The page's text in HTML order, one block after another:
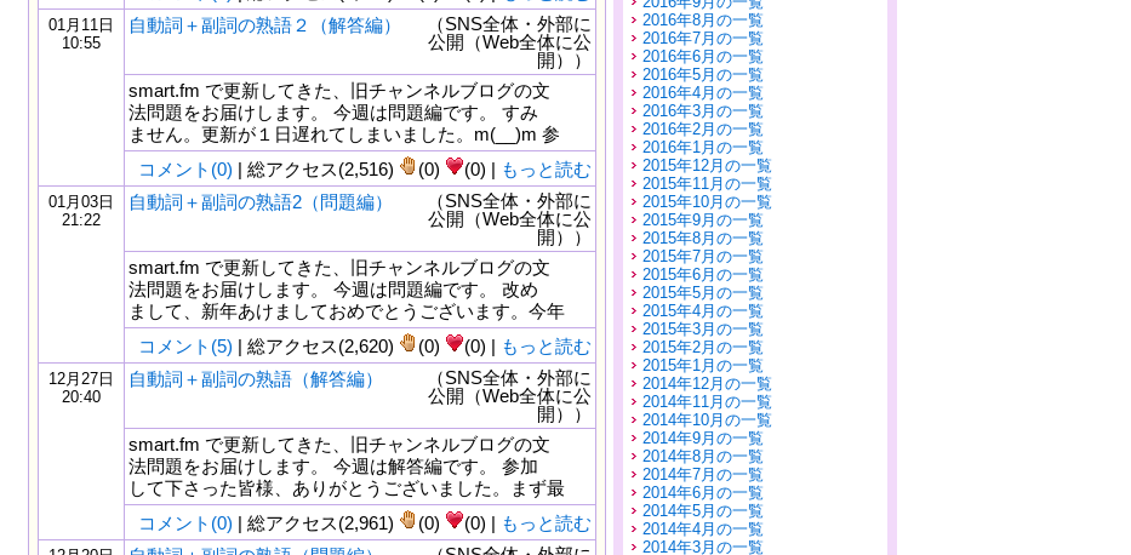
01月11日
10:55
自動詞＋副詞の熟語２（解答編）
（SNS全体・外部に
公開（Web全体に公
開））
smart.fm で更新してきた、旧チャンネルブログの文
法問題をお届けします。 今週は問題編です。 すみ
ません。更新が１日遅れてしまいました。m(__)m 参
コメント(0) | 総アクセス(2,516) (0) (0) | もっと読む
01月03日
21:22
自動詞＋副詞の熟語2（問題編）
（SNS全体・外部に
公開（Web全体に公
開））
smart.fm で更新してきた、旧チャンネルブログの文
法問題をお届けします。 今週は問題編です。 改め
まして、新年あけましておめでとうございます。今年
コメント(5) | 総アクセス(2,620) (0) (0) | もっと読む
12月27日
20:40
自動詞＋副詞の熟語（解答編）
（SNS全体・外部に
公開（Web全体に公
開））
smart.fm で更新してきた、旧チャンネルブログの文
法問題をお届けします。 今週は解答編です。 参加
して下さった皆様、ありがとうございました。まず最
コメント(0) | 総アクセス(2,961) (0) (0) | もっと読む
2016年8月の一覧
2016年7月の一覧
2016年6月の一覧
2016年5月の一覧
2016年4月の一覧
2016年3月の一覧
2016年2月の一覧
2016年1月の一覧
2015年12月の一覧
2015年11月の一覧
2015年10月の一覧
2015年9月の一覧
2015年8月の一覧
2015年7月の一覧
2015年6月の一覧
2015年5月の一覧
2015年4月の一覧
2015年3月の一覧
2015年2月の一覧
2015年1月の一覧
2014年12月の一覧
2014年11月の一覧
2014年10月の一覧
2014年9月の一覧
2014年8月の一覧
2014年7月の一覧
2014年6月の一覧
2014年5月の一覧
2014年4月の一覧
2014年3月の一覧